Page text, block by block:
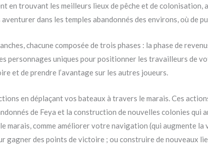
en trouvant les meilleurs lieux de pêche et de colonisation,
dans les temples abandonnés des environs, où de
chacune composée de trois phases : la phase de
personnages uniques pour positionner les travailleurs de
et de prendre l’avantage sur les autres joueurs.
en déplaçant vos bateaux à travers le marais. Ces
de Feya et la construction de nouvelles colonies
marais, comme améliorer votre navigation (qui augmente
gagner des points de victoire ; ou construire de nouveaux